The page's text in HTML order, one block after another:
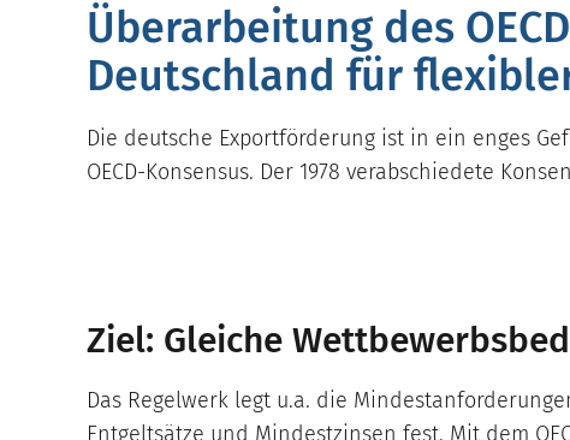
Überarbeitung des
Deutschland für
Die deutsche Exportförderung ist in ein enges
OECD-Konsensus. Der 1978 verabschiedete
Ziel: Gleiche
Das Regelwerk legt u.a. die
Entgeltsätze und Mindestzinsen fest. Mit dem